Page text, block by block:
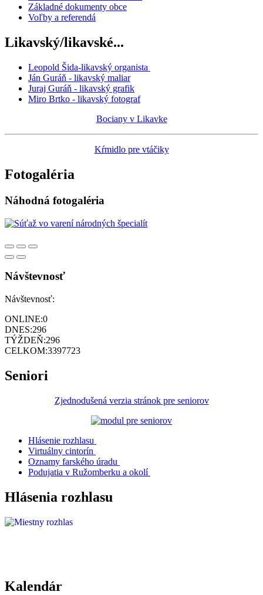
Základné dokumenty obce
Voľby a referendá
Likavský/likavské...
Leopold Šida-likavský organista
Ján Guráň - likavský maliar
Juraj Guráň - likavský grafik
Miro Brtko - likavský fotograf
Bociany v Likavke
Kŕmidlo pre vtáčiky
Fotogaléria
Náhodná fotogaléria
Návštevnosť
Návštevnosť:
ONLINE:0
DNES:296
TÝŽDEŇ:296
CELKOM:3397723
Seniori
Zjednodušená verzia stránok pre seniorov
Hlásenie rozhlasu
Virtuálny cintorín
Oznamy farského úradu
Podujatia v Ružomberku a okolí
Hlásenia rozhlasu
Kalendár